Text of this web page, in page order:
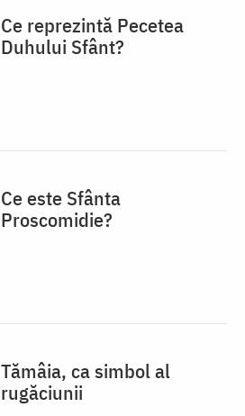
Ce reprezintă Pecetea
Duhului Sfânt?
Ce este Sfânta
Proscomidie?
Tămâia, ca simbol al
rugăciunii